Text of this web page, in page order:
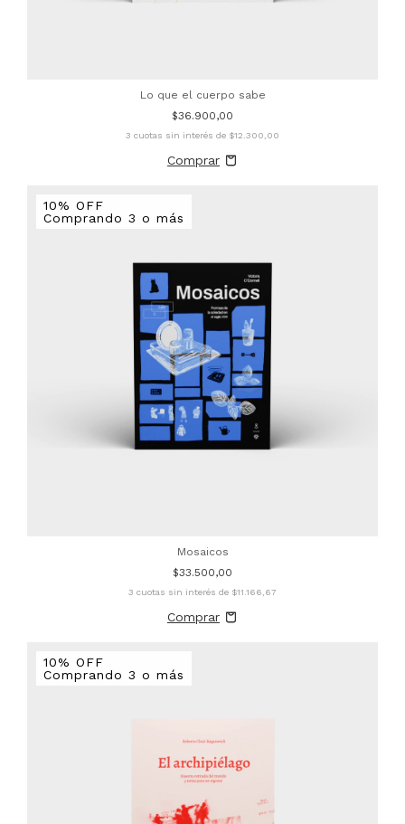
Lo que el cuerpo sabe
$36.900,00
3 cuotas sin interés de $12.300,00
10% OFF
Comprando 3 o más
Mosaicos
$33.500,00
3 cuotas sin interés de $11.166,67
10% OFF
Comprando 3 o más